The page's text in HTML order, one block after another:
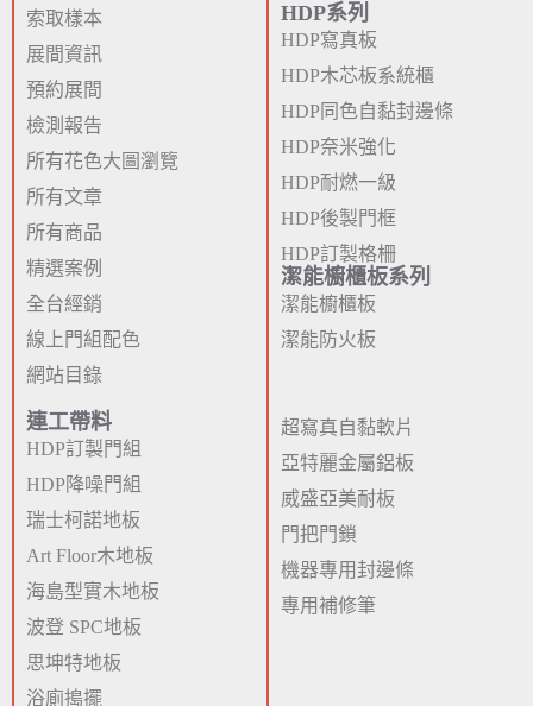
索取樣本
展間資訊
預約展間
檢測報告
所有花色大圖瀏覽
所有文章
所有商品
精選案例
全台經銷
線上門組配色
網站目錄
HDP系列
HDP寫真板
HDP木芯板系統櫃
HDP同色自黏封邊條
HDP奈米強化
HDP耐燃一級
HDP後製門框
HDP訂製格柵
潔能櫥櫃板系列
潔能櫥櫃板
潔能防火板
連工帶料
HDP訂製門組
HDP降噪門組
瑞士柯諾地板
Art Floor木地板
海島型實木地板
波登 SPC地板
思坤特地板
浴廁搗擺
超寫真自黏軟片
亞特麗金屬鋁板
威盛亞美耐板
門把門鎖
機器專用封邊條
專用補修筆